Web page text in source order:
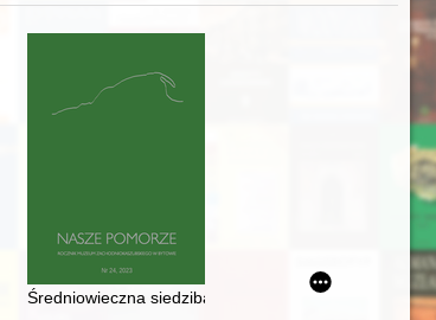
establishment. Vol. 1
XIX - początek XX w.) : zarys problematyki =
do Opery Śląskiej : życie dla sztuki Franza
Średniowieczna siedziba rycerska w m. Dargiń (gm.